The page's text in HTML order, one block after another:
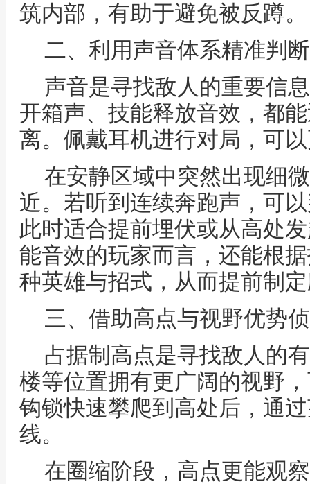
筑内部，有助于避免被反蹲。
二、利用声音体系精准判断
声音是寻找敌人的重要信
开箱声、技能释放音效，都
离。佩戴耳机进行对局，可
在安静区域中突然出现细
近。若听到连续奔跑声，可
此时适合提前埋伏或从高处
能音效的玩家而言，还能根
种英雄与招式，从而提前制
三、借助高点与视野优势
占据制高点是寻找敌人的
楼等位置拥有更广阔的视野
钩锁快速攀爬到高处后，通
线。
在圈缩阶段，高点更能观